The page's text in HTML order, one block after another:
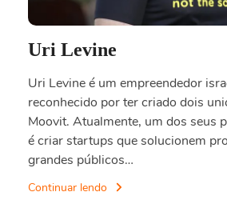
Uri Levine
Uri Levine é um empreendedor
reconhecido por ter criado dois
Moovit. Atualmente, um dos seus
é criar startups que solucionem
grandes públicos…
Continuar lendo